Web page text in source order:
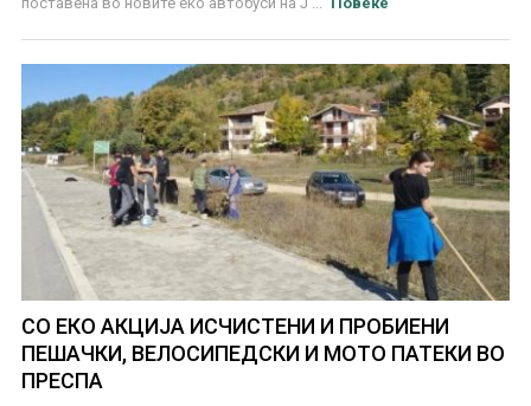
СО ЕКО АКЦИЈА ИСЧИСТЕНИ И ПРОБИЕНИ
ПЕШАЧКИ, ВЕЛОСИПЕДСКИ И МОТО ПАТЕКИ ВО
ПРЕСПА